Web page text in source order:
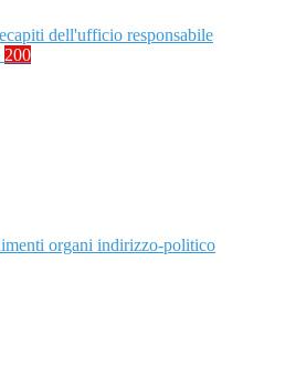
dell'ufficio responsabile
200
organi indirizzo-politico